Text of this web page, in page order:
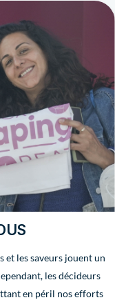
et les saveurs jouent un
les décideurs
en péril nos efforts